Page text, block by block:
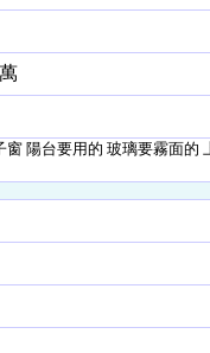
窗 陽台要用的 玻璃要霧面的